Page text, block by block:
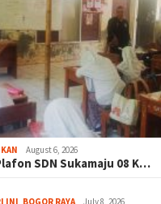
August 6, 2026
SDN Sukamaju 08 K…
INI, BOGOR RAYA July 8, 2026